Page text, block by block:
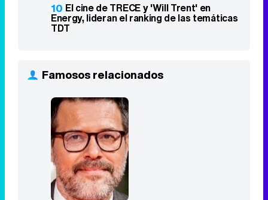
10 El cine de TRECE y 'Will Trent' en
Energy, lideran el ranking de las temáticas
TDT
Famosos relacionados